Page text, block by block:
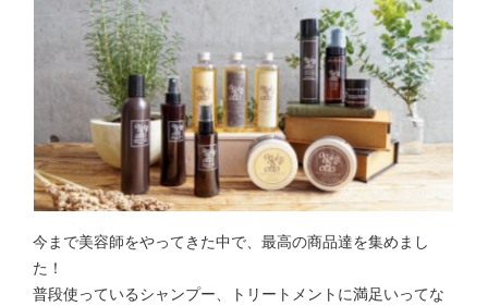
今まで美容師をやってきた中で、最高の商品達を集めまし
た！
普段使っているシャンプー、トリートメントに満足いってな